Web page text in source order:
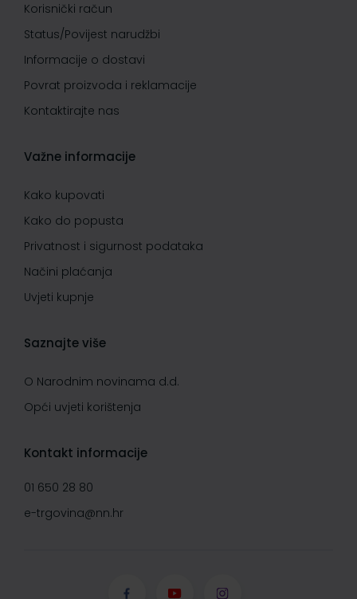
Korisnički račun
Status/Povijest narudžbi
Informacije o dostavi
Povrat proizvoda i reklamacije
Kontaktirajte nas
Važne informacije
Kako kupovati
Kako do popusta
Privatnost i sigurnost podataka
Načini plaćanja
Uvjeti kupnje
Saznajte više
O Narodnim novinama d.d.
Opći uvjeti korištenja
Kontakt informacije
01 650 28 80
e-trgovina@nn.hr